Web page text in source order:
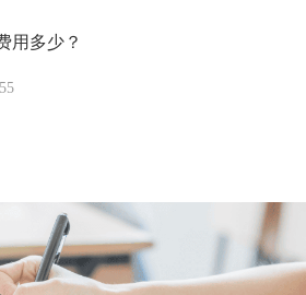
用多少？